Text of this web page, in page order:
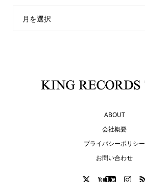
月を選択
ABOUT
会社概要
プライバシーポリシー
お問い合わせ